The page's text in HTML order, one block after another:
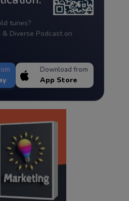
tunes?
& Diverse Podcast on
Download from
App Store